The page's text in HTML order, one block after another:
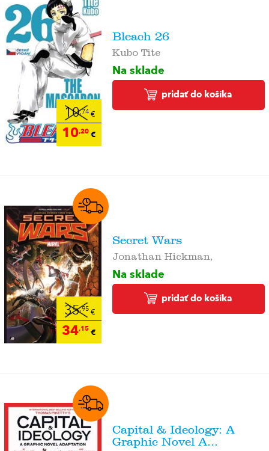
10,74€
10,20€
Bleach 26
Kubo Tite
Na sklade
pridať do košíka
35,95€
34,15€
Secret Wars
Jonathan Hickman,
Na sklade
pridať do košíka
Capital & Ideology: A
Graphic Novel A...